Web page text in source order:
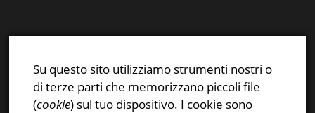
Instagram
Privacy & Cookies Policy
Su questo sito utilizziamo strumenti nostri o
di terze parti che memorizzano piccoli file
(cookie) sul tuo dispositivo. I cookie sono